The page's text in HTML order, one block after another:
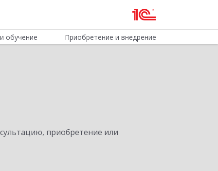
обучение Приобретение и внедрение
приобретение или